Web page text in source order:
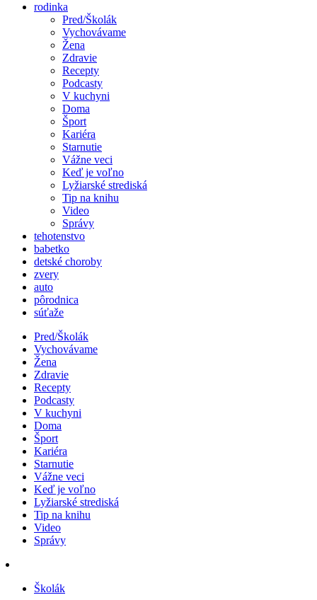
rodinka
Pred/Školák
Vychovávame
Žena
Zdravie
Recepty
Podcasty
V kuchyni
Doma
Šport
Kariéra
Starnutie
Vážne veci
Keď je voľno
Lyžiarské strediská
Tip na knihu
Video
Správy
tehotenstvo
babetko
detské choroby
zvery
auto
pôrodnica
súťaže
Pred/Školák
Vychovávame
Žena
Zdravie
Recepty
Podcasty
V kuchyni
Doma
Šport
Kariéra
Starnutie
Vážne veci
Keď je voľno
Lyžiarské strediská
Tip na knihu
Video
Správy
Školák